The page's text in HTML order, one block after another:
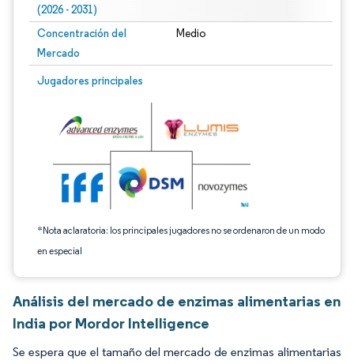
(2026 - 2031)
Concentración del
Mercado
Medio
Jugadores principales
*Nota aclaratoria: los principales jugadores no se ordenaron de un modo
en especial
Imagen © Mordor Intelligence. El uso requiere atribución según CC BY 4.0.
Análisis del mercado de enzimas alimentarias en
India por Mordor Intelligence
Se espera que el tamaño del mercado de enzimas alimentarias